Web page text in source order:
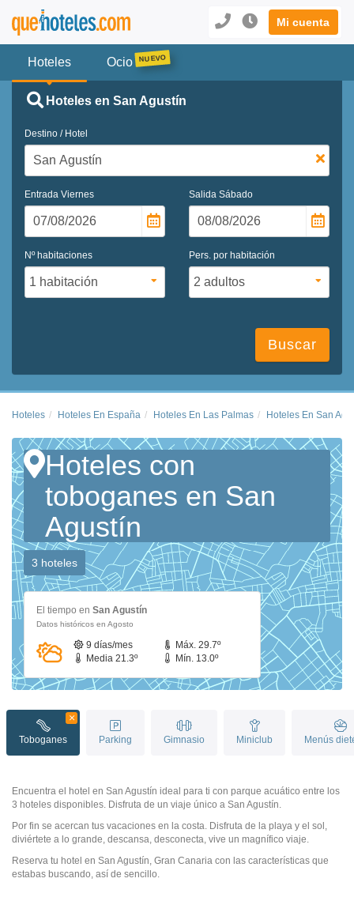
Mi cuenta
Hoteles Ocio
Hoteles en San Agustín
Destino / Hotel
Entrada Viernes Salida Sábado
Nº habitaciones Pers. por habitación
Buscar
Hoteles Hoteles En España Hoteles En Las Palmas Hoteles En San
Hoteles con
toboganes en San
Agustín
3 hoteles
El tiempo en San Agustín
Datos históricos en Agosto
9 días/mes
Máx. 29.7º
Media 21.3º
Mín. 13.0º
Toboganes Parking Gimnasio Miniclub Menús
Encuentra el hotel en San Agustín ideal para ti con parque acuático entre los
3 hoteles disponibles. Disfruta de un viaje único a San Agustín.
Por fin se acercan tus vacaciones en la costa. Disfruta de la playa y el sol,
diviértete a lo grande, descansa, desconecta, vive un magnífico viaje.
Reserva tu hotel en San Agustín, Gran Canaria con las características que
estabas buscando, así de sencillo.